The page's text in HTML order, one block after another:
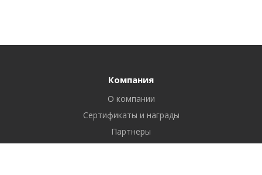
Компания
О компании
Сертификаты и награды
Партнеры